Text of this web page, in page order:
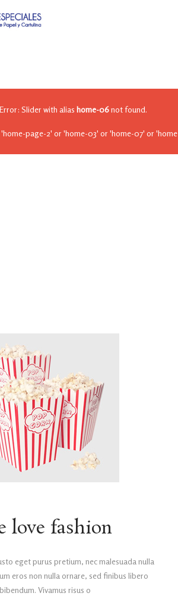
Slider with alias home-06not found.
'home-page-2' or 'home-03' or 'home-07' or
love fashion
eget purus pretium, nec malesuada nulla
eros non nulla ornare, sed finibus libero
bibendum. Vivamus risus o